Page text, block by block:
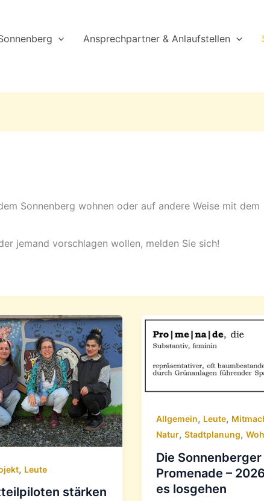
Ansprechpartner & Anlaufstellen
Sonnenberg wohnen oder auf andere Weise mit dem
jemand vorschlagen wollen, melden Sie sich!
, Leute
stärken
Allgemein, Leute,
Natur,Stadtplanung,
Die Sonnenberger
Promenade –
es losgehen